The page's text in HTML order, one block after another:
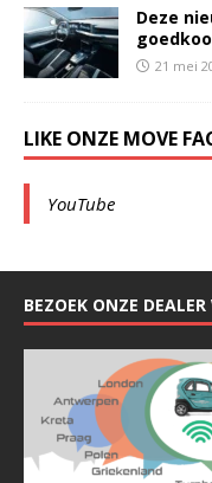
Deze
21 mei
LIKE ONZE MOVE
YouTube
BEZOEK ONZE